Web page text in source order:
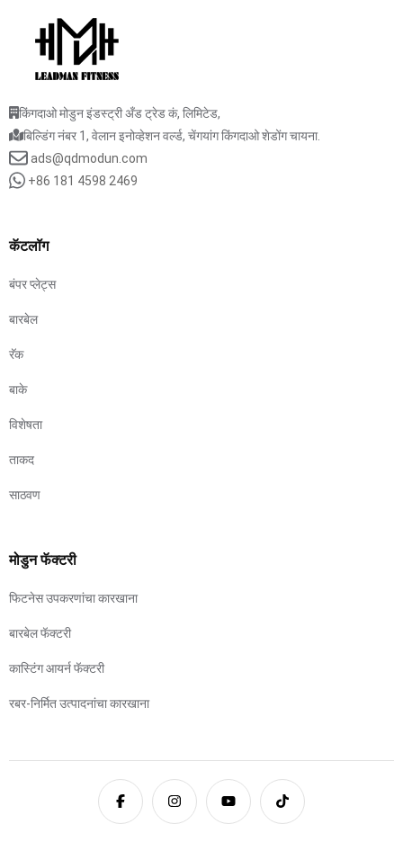
किंगदाओ मोडुन इंडस्ट्री अँड ट्रेड कं, लिमिटेड,
बिल्डिंग नंबर 1, वेलान इनोव्हेशन वर्ल्ड, चेंगयांग किंगदाओ शेडोंग चायना.
ads@qdmodun.com
+86 181 4598 2469
कॅटलॉग
बंपर प्लेट्स
बारबेल
रॅक
बाके
विशेषता
ताकद
साठवण
मोडुन फॅक्टरी
फिटनेस उपकरणांचा कारखाना
बारबेल फॅक्टरी
कास्टिंग आयर्न फॅक्टरी
रबर-निर्मित उत्पादनांचा कारखाना